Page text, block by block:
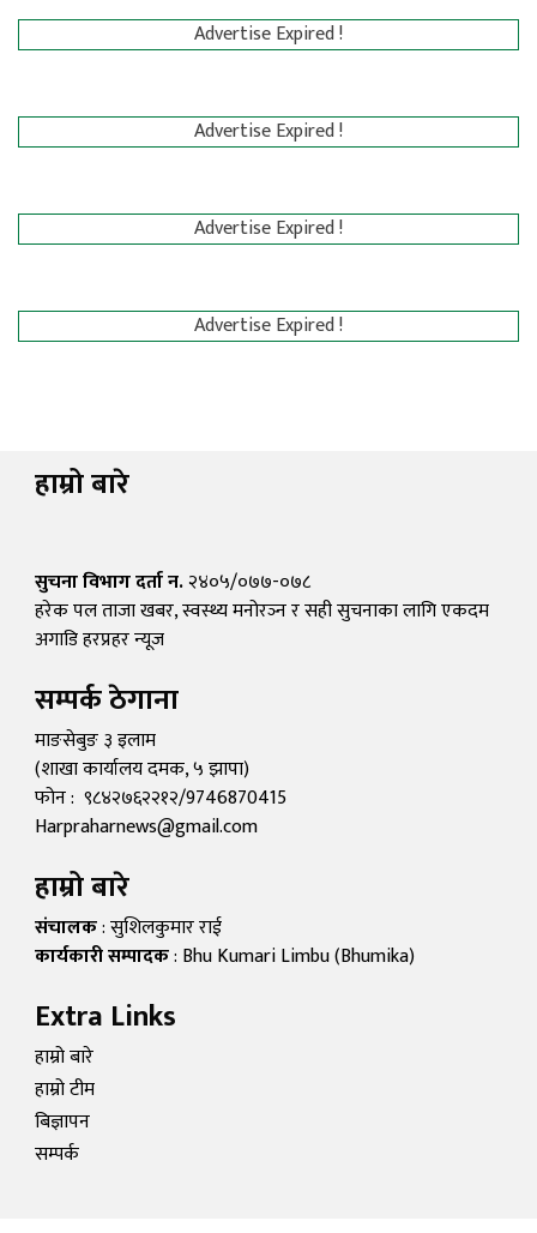
Advertise Expired !
Advertise Expired !
Advertise Expired !
Advertise Expired !
हाम्रो बारे
सुचना विभाग दर्ता न.२४०५/०७७-०७८
हरेक पल ताजा खबर, स्वस्थ्य मनोरञ्न र सही सुचनाका लागि एकदम
अगाडि हरप्रहर न्यूज
सम्पर्क ठेगाना
माङसेबुङ ३ इलाम
(शाखा कार्यालय दमक, ५ झापा)
फोन : ९८४२७६२२१२/9746870415
Harpraharnews@gmail.com
हाम्रो बारे
संचालक: सुशिलकुमार राई
कार्यकारी सम्पादक: Bhu Kumari Limbu (Bhumika)
Extra Links
हाम्रो बारे
हाम्रो टीम
बिज्ञापन
सम्पर्क